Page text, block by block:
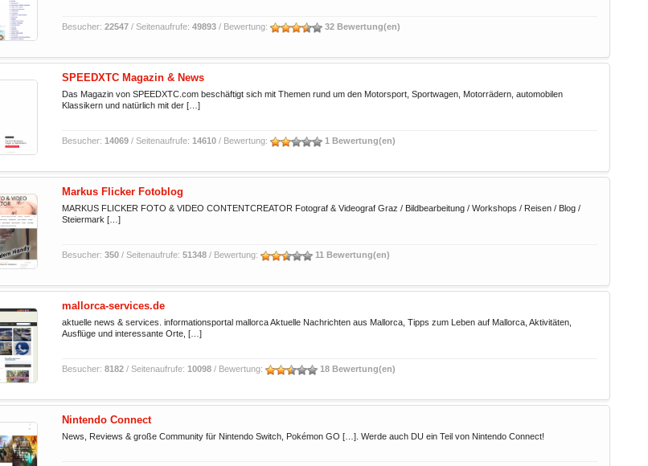
Besucher: 22547/ Seitenaufrufe: 49893/ Bewertung: 32 Bewertung(en)
SPEEDXTC Magazin & News
Das Magazin von SPEEDXTC.com beschäftigt sich mit Themen rund um den Motorsport, Sportwagen, Motorrädern, automobilen
Klassikern und natürlich mit der […]
Besucher: 14069/ Seitenaufrufe: 14610/ Bewertung: 1 Bewertung(en)
Markus Flicker Fotoblog
MARKUS FLICKER FOTO & VIDEO CONTENTCREATOR Fotograf & Videograf Graz / Bildbearbeitung / Workshops / Reisen / Blog /
Steiermark […]
Besucher: 350/ Seitenaufrufe: 51348/ Bewertung: 11 Bewertung(en)
mallorca-services.de
aktuelle news & services. informationsportal mallorca Aktuelle Nachrichten aus Mallorca, Tipps zum Leben auf Mallorca, Aktivitäten,
Ausflüge und interessante Orte, […]
Besucher: 8182/ Seitenaufrufe: 10098/ Bewertung: 18 Bewertung(en)
Nintendo Connect
News, Reviews & große Community für Nintendo Switch, Pokémon GO […]. Werde auch DU ein Teil von Nintendo Connect!